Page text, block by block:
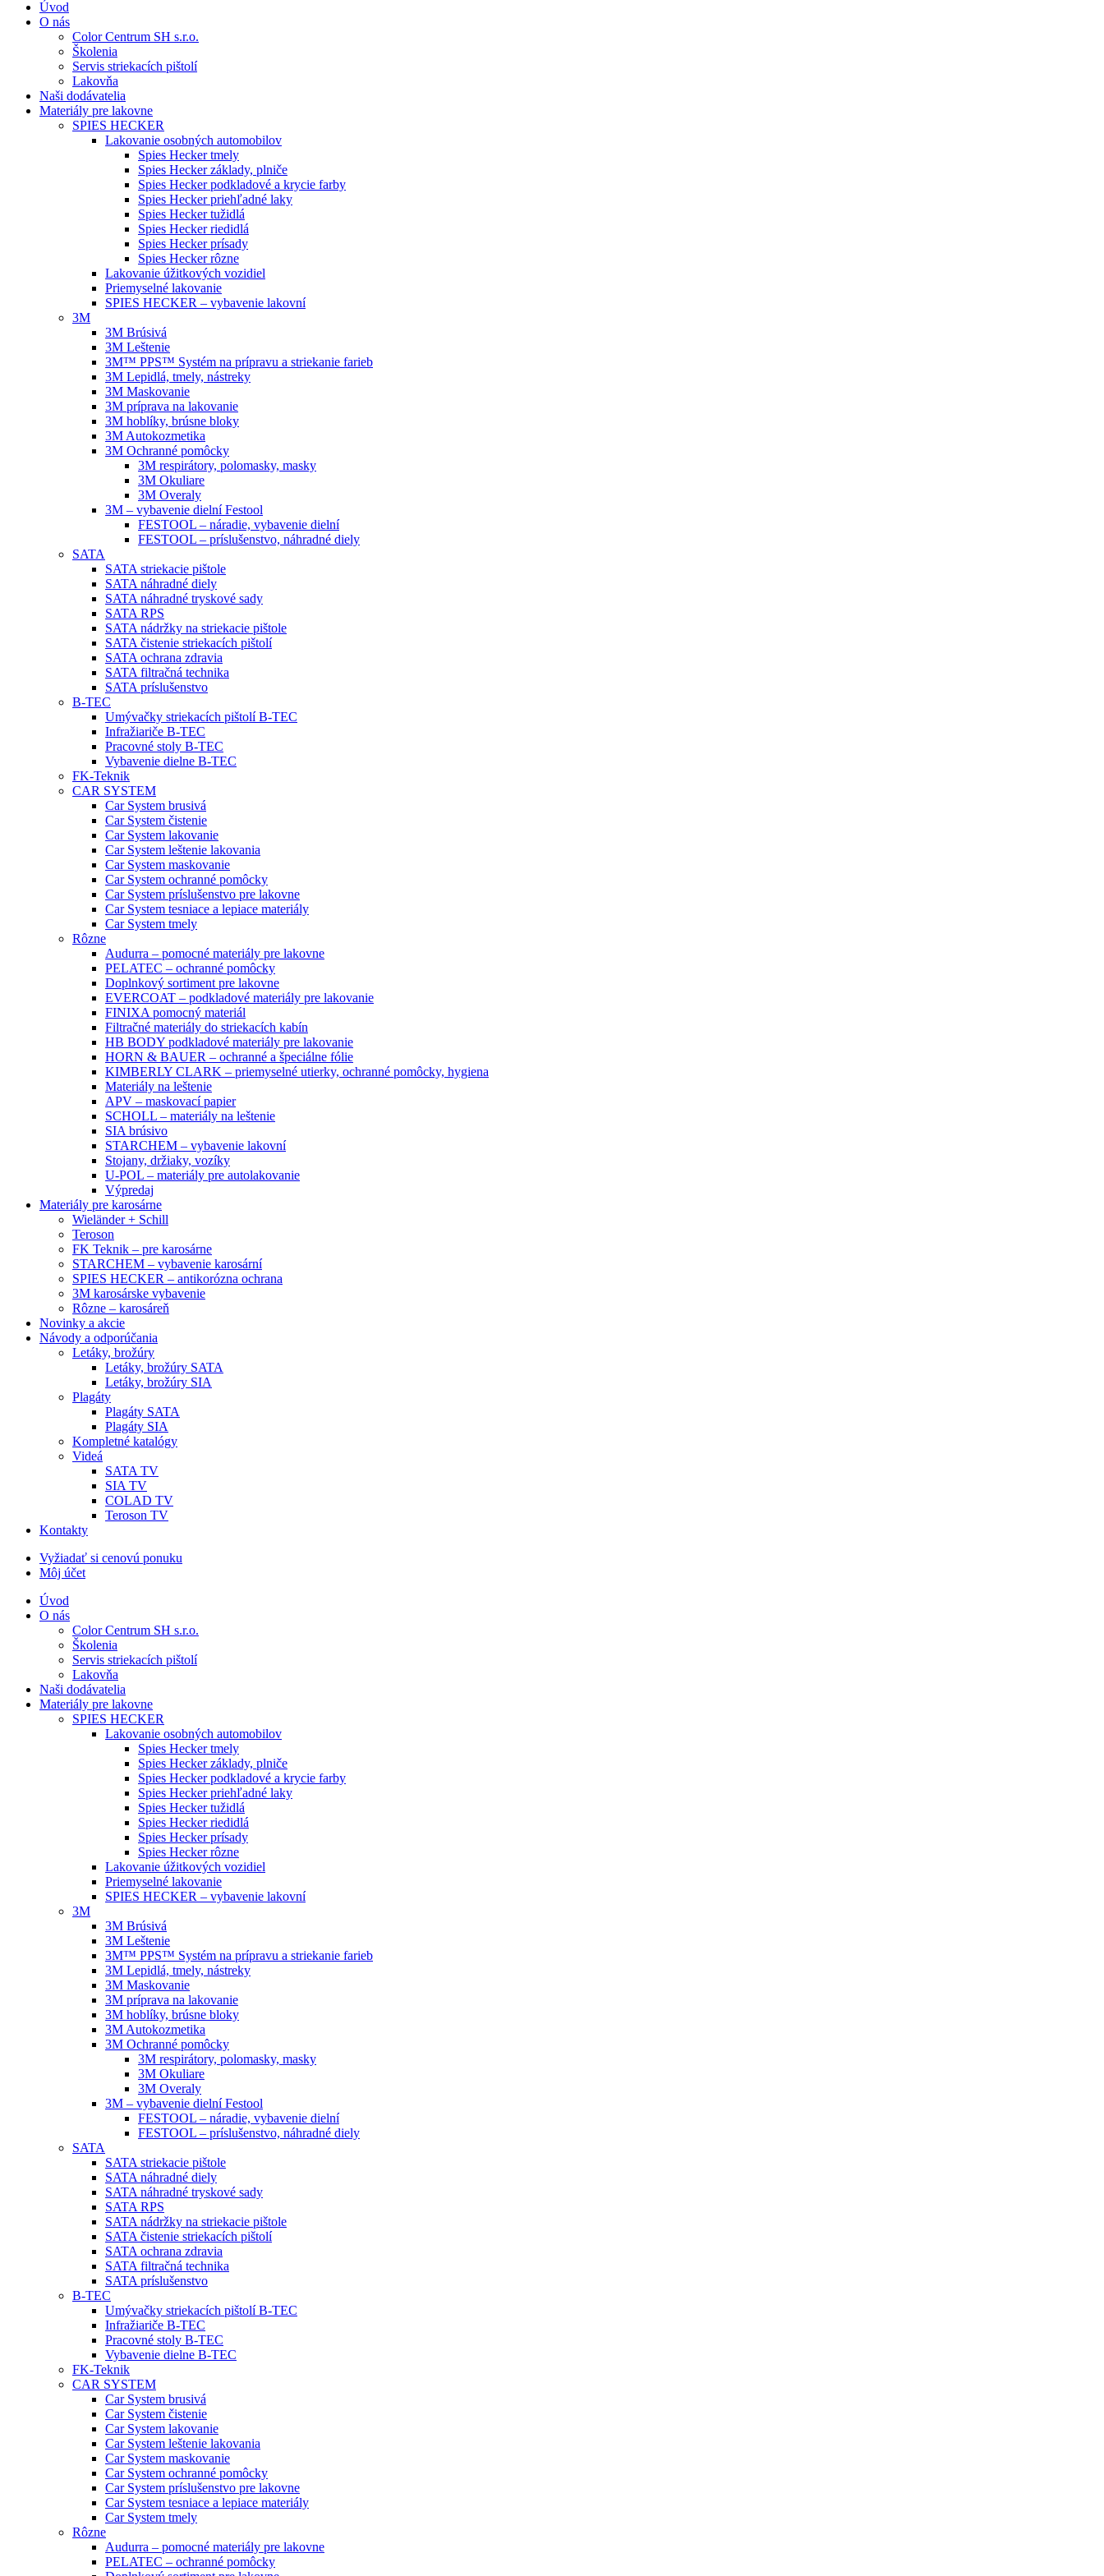
Úvod
O nás
Color Centrum SH s.r.o.
Školenia
Servis striekacích pištolí
Lakovňa
Naši dodávatelia
Materiály pre lakovne
SPIES HECKER
Lakovanie osobných automobilov
Spies Hecker tmely
Spies Hecker základy, plniče
Spies Hecker podkladové a krycie farby
Spies Hecker priehľadné laky
Spies Hecker tužidlá
Spies Hecker riedidlá
Spies Hecker prísady
Spies Hecker rôzne
Lakovanie úžitkových vozidiel
Priemyselné lakovanie
SPIES HECKER – vybavenie lakovní
3M
3M Brúsivá
3M Leštenie
3M™ PPS™ Systém na prípravu a striekanie farieb
3M Lepidlá, tmely, nástreky
3M Maskovanie
3M príprava na lakovanie
3M hoblíky, brúsne bloky
3M Autokozmetika
3M Ochranné pomôcky
3M respirátory, polomasky, masky
3M Okuliare
3M Overaly
3M – vybavenie dielní Festool
FESTOOL – náradie, vybavenie dielní
FESTOOL – príslušenstvo, náhradné diely
SATA
SATA striekacie pištole
SATA náhradné diely
SATA náhradné tryskové sady
SATA RPS
SATA nádržky na striekacie pištole
SATA čistenie striekacích pištolí
SATA ochrana zdravia
SATA filtračná technika
SATA príslušenstvo
B-TEC
Umývačky striekacích pištolí B-TEC
Infražiariče B-TEC
Pracovné stoly B-TEC
Vybavenie dielne B-TEC
FK-Teknik
CAR SYSTEM
Car System brusivá
Car System čistenie
Car System lakovanie
Car System leštenie lakovania
Car System maskovanie
Car System ochranné pomôcky
Car System príslušenstvo pre lakovne
Car System tesniace a lepiace materiály
Car System tmely
Rôzne
Audurra – pomocné materiály pre lakovne
PELATEC – ochranné pomôcky
Doplnkový sortiment pre lakovne
EVERCOAT – podkladové materiály pre lakovanie
FINIXA pomocný materiál
Filtračné materiály do striekacích kabín
HB BODY podkladové materiály pre lakovanie
HORN & BAUER – ochranné a špeciálne fólie
KIMBERLY CLARK – priemyselné utierky, ochranné pomôcky, hygiena
Materiály na leštenie
APV – maskovací papier
SCHOLL – materiály na leštenie
SIA brúsivo
STARCHEM – vybavenie lakovní
Stojany, držiaky, vozíky
U-POL – materiály pre autolakovanie
Výpredaj
Materiály pre karosárne
Wieländer + Schill
Teroson
FK Teknik – pre karosárne
STARCHEM – vybavenie karosární
SPIES HECKER – antikorózna ochrana
3M karosárske vybavenie
Rôzne – karosáreň
Novinky a akcie
Návody a odporúčania
Letáky, brožúry
Letáky, brožúry SATA
Letáky, brožúry SIA
Plagáty
Plagáty SATA
Plagáty SIA
Kompletné katalógy
Videá
SATA TV
SIA TV
COLAD TV
Teroson TV
Kontakty
Vyžiadať si cenovú ponuku
Môj účet
Úvod
O nás
Color Centrum SH s.r.o.
Školenia
Servis striekacích pištolí
Lakovňa
Naši dodávatelia
Materiály pre lakovne
SPIES HECKER
Lakovanie osobných automobilov
Spies Hecker tmely
Spies Hecker základy, plniče
Spies Hecker podkladové a krycie farby
Spies Hecker priehľadné laky
Spies Hecker tužidlá
Spies Hecker riedidlá
Spies Hecker prísady
Spies Hecker rôzne
Lakovanie úžitkových vozidiel
Priemyselné lakovanie
SPIES HECKER – vybavenie lakovní
3M
3M Brúsivá
3M Leštenie
3M™ PPS™ Systém na prípravu a striekanie farieb
3M Lepidlá, tmely, nástreky
3M Maskovanie
3M príprava na lakovanie
3M hoblíky, brúsne bloky
3M Autokozmetika
3M Ochranné pomôcky
3M respirátory, polomasky, masky
3M Okuliare
3M Overaly
3M – vybavenie dielní Festool
FESTOOL – náradie, vybavenie dielní
FESTOOL – príslušenstvo, náhradné diely
SATA
SATA striekacie pištole
SATA náhradné diely
SATA náhradné tryskové sady
SATA RPS
SATA nádržky na striekacie pištole
SATA čistenie striekacích pištolí
SATA ochrana zdravia
SATA filtračná technika
SATA príslušenstvo
B-TEC
Umývačky striekacích pištolí B-TEC
Infražiariče B-TEC
Pracovné stoly B-TEC
Vybavenie dielne B-TEC
FK-Teknik
CAR SYSTEM
Car System brusivá
Car System čistenie
Car System lakovanie
Car System leštenie lakovania
Car System maskovanie
Car System ochranné pomôcky
Car System príslušenstvo pre lakovne
Car System tesniace a lepiace materiály
Car System tmely
Rôzne
Audurra – pomocné materiály pre lakovne
PELATEC – ochranné pomôcky